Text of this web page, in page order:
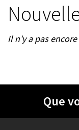
Il n'y a pas
Que